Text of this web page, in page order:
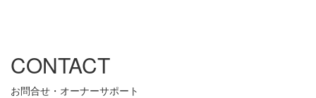
CONTACT
お問合せ・オーナーサポート